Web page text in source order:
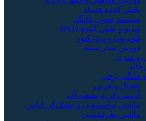
پخش کننده همراه
سیستم صوتی خانگی
ویدیو و پخش کننده DVD
تلویزیون و پروژکتور
دوربین مدار بسته
رو میزی
خانگی برقی
یخچال و فریزر
آب‌سردکن و تصفیه آب
ماشین لباسشویی و خشک‌کن لباس
ماشین ظرفشویی